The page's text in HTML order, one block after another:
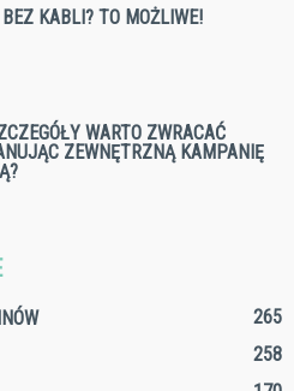
KABLI? TO MOŻLIWE!
WARTO ZWRACAĆ
ZEWNĘTRZNĄ KAMPANIĘ
265
258